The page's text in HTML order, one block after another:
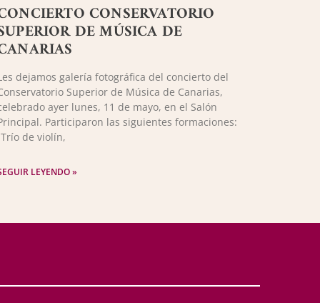
CONSERVATORIO
DE MÚSICA DE
dejamos galería fotográfica del concierto del
Superior de Música de Canarias,
ayer lunes, 11 de mayo, en el Salón
Participaron las siguientes formaciones:
de violín,
LEYENDO »